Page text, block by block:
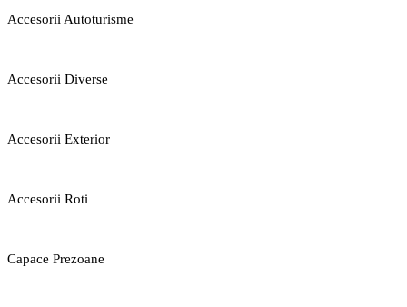
Accesorii Autoturisme
Accesorii Diverse
Accesorii Exterior
Accesorii Roti
Capace Prezoane